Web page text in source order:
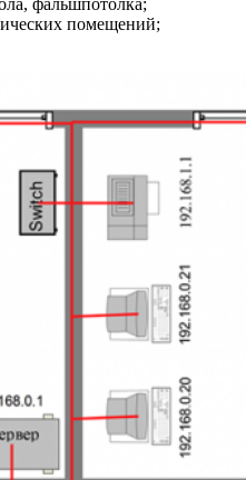
помещений;